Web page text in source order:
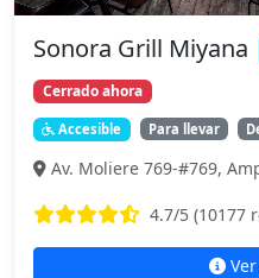
Sonora Grill Miyana
Cerrado ahora
Accesible Para llevar
Av. Moliere 769-#769,
4.7/5 (10177
Ver